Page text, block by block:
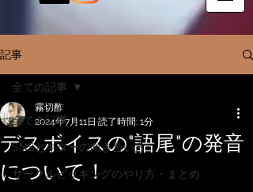
記事
全ての記事
SNSとギターの向き合い方
サークルピッキングのやり方・まとめ
全ての記事
デスボイスの"語尾"の発音
について！
霧切酢
2024年7月11日 読了時間: 1分